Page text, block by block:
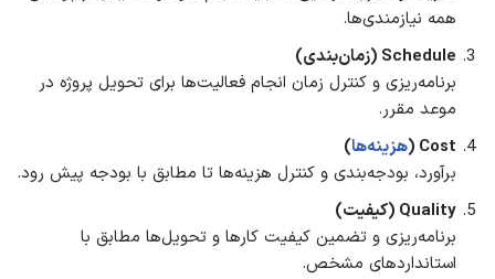
همه نیازمندی‌ها.
Schedule (زمان‌بندی)
برنامه‌ریزی و کنترل زمان انجام فعالیت‌ها برای تحویل پروژه در
موعد مقرر.
Cost ( هزینه‌ها)
برآورد، بودجه‌بندی و کنترل هزینه‌ها تا مطابق با بودجه پیش رود.
Quality (کیفیت)
برنامه‌ریزی و تضمین کیفیت کارها و تحویل‌ها مطابق با
استانداردهای مشخص.